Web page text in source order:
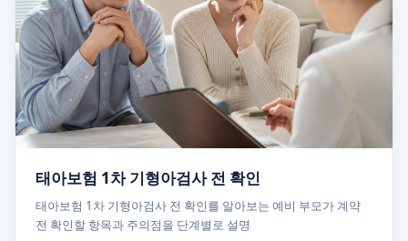
태아보험 1차 기형아검사 전 확인
태아보험 1차 기형아검사 전 확인를 알아보는 예비 부모가 계약
전 확인할 항목과 주의점을 단계별로 설명